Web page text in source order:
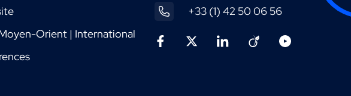
Orient | International
+33 (1) 42 50 06 56